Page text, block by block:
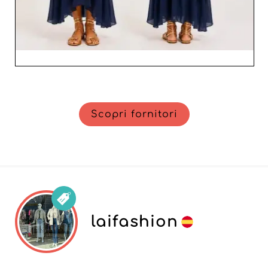
Scopri fornitori
laifashion